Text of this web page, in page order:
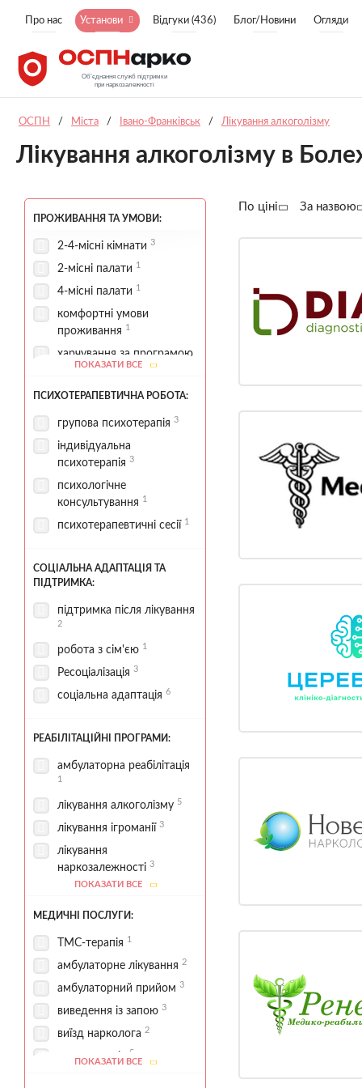
Про нас Установи Відгуки (436) Блог/Новини Огляди
ОСПН / Міста / Івано-Франківськ / Лікування алкоголізму
Лікування алкоголізму в
ПРОЖИВАННЯ ТА УМОВИ:
2-4-місні кімнати 3
2-місні палати 1
4-місні палати 1
комфортні умови
проживання 1
харчування за програмою
спортивні зони2
ПОКАЗАТИ ВСЕ
ПСИХОТЕРАПЕВТИЧНА РОБОТА:
групова психотерапія 3
індивідуальна
психотерапія 3
психологічне
консультування 1
психотерапевтичні сесії 1
СОЦІАЛЬНА АДАПТАЦІЯ ТА
ПІДТРИМКА:
підтримка після лікування
2
робота з сім'єю 1
Ресоціалізація 3
соціальна адаптація 6
РЕАБІЛІТАЦІЙНІ ПРОГРАМИ:
амбулаторна реабілітація
1
лікування алкоголізму 5
лікування ігроманії 3
лікування
наркозалежності 3
програма 12 кроків
профілактика рецидивів
реабілітаційні програми
ПОКАЗАТИ ВСЕ
МЕДИЧНІ ПОСЛУГИ:
ТМС-терапія 1
амбулаторне лікування 2
амбулаторний прийом 3
виведення із запою 3
виїзд нарколога 2
детоксикація5
ПОКАЗАТИ ВСЕ
По ціні За назвою